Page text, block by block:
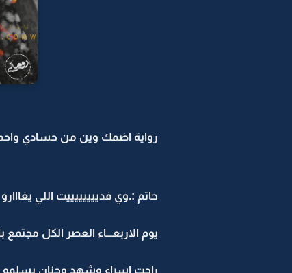
رواية اضمك وين من حسادي
حاتم :.وي فدييييييييت اللي
يوم الاربعـــاء العصر الكل مجتمع
راحت اسراء وشهد وحنان